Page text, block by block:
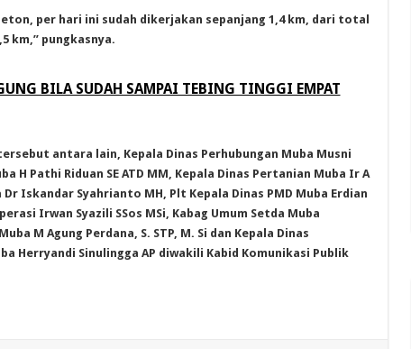
per hari ini sudah dikerjakan sepanjang 1,4 km, dari total
km,” pungkasnya.
BILA SUDAH SAMPAI TEBING TINGGI EMPAT
antara lain, Kepala Dinas Perhubungan Muba Musni
H Pathi Riduan SE ATD MM, Kepala Dinas Pertanian Muba Ir A
Iskandar Syahrianto MH, Plt Kepala Dinas PMD Muba Erdian
Irwan Syazili SSos MSi, Kabag Umum Setda Muba
M Agung Perdana, S. STP, M. Si dan Kepala Dinas
Herryandi Sinulingga AP diwakili Kabid Komunikasi Publik